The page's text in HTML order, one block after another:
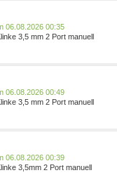
06.08.2026 00:35
3,5 mm 2 Port manuell
06.08.2026 00:49
3,5 mm 2 Port manuell
06.08.2026 00:39
3,5mm 2 Port manuell